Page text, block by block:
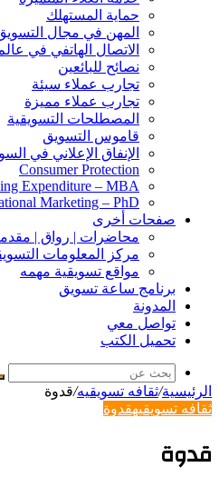
حماية المستهلك
المهن في مجال
الاتصال الهاتفي في
نصائح للبائعين
تجارب عملاء سيئة
تجارب عملاء مميزة
المصطلحات التسويقية
قاموس التسويق
الإنفاق الإعلاني في
Consumer Protection
Expenditure – MBA
Marketing – PhD
صفحات أخرى
محاضرات | رواق |
مركز المعلومات
مواقع تسويقية مهمه
برنامج ساعة تسويق
المدونة
تواصل معي
تحميل الكتب
الرئيسية/ثقافه تسويقيه/قدوة
ثقافه تسويقيهقدوة
قدوة